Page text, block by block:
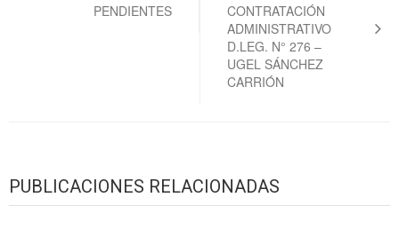
PENDIENTES
CONTRATACIÓN
ADMINISTRATIVO
D.LEG. N° 276 –
UGEL SÁNCHEZ
CARRIÓN
PUBLICACIONES RELACIONADAS